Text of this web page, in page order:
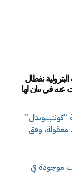
نفطال
عنه في بيان لها
معقولة، وفق
موجودة في